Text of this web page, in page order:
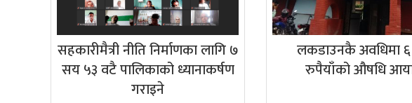
सहकारीमैत्री नीति निर्माणका लागि ७
सय ५३ वटै पालिकाको ध्यानाकर्षण
गराइने
लकडाउनकै अवधिमा ६
रुपैयाँको औषधि